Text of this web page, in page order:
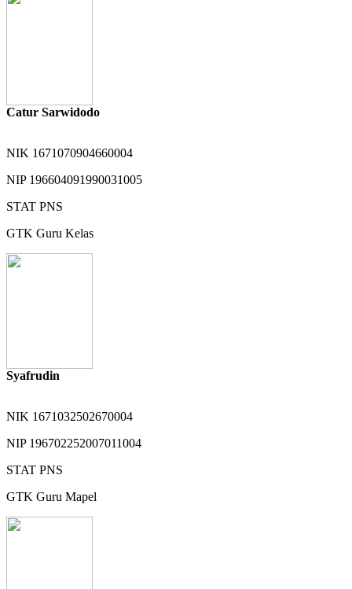
Catur Sarwidodo
NIK 1671070904660004
NIP 196604091990031005
STAT PNS
GTK Guru Kelas
Syafrudin
NIK 1671032502670004
NIP 196702252007011004
STAT PNS
GTK Guru Mapel